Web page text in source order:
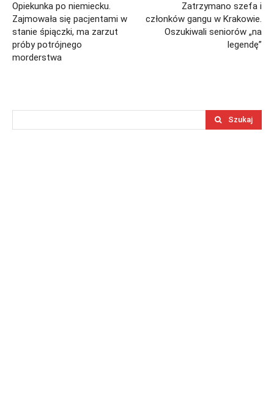
Opiekunka po niemiecku.
Zajmowała się pacjentami w
stanie śpiączki, ma zarzut
próby potrójnego
morderstwa
Zatrzymano szefa i
członków gangu w Krakowie.
Oszukiwali seniorów „na
legendę”
Szukaj